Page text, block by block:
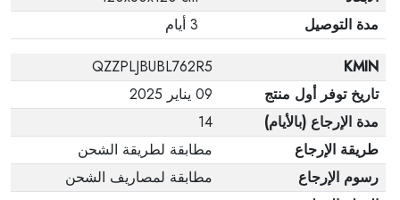
مدة التوصيل
3 أيام
KMIN
QZZPLJBUBL762R5
تاريخ توفر أول منتج
09 يناير 2025
مدة الإرجاع (بالأيام)
14
طريقة الإرجاع
مطابقة لطريقة الشحن
رسوم الإرجاع
مطابقة لمصاريف الشحن